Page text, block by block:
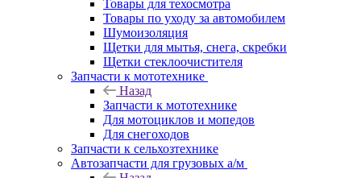
Товары для техосмотра
Товары по уходу за автомобилем
Шумоизоляция
Щетки для мытья, снега, скребки
Щетки стеклоочистителя
Запчасти к мототехнике
Назад
Запчасти к мототехнике
Для мотоциклов и мопедов
Для снегоходов
Запчасти к сельхозтехнике
Автозапчасти для грузовых а/м